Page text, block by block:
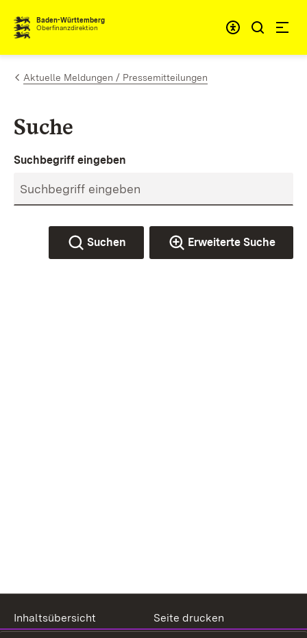
Zum Inhalt springen
Baden-Württemberg
Oberfinanzdirektion
Aktuelle Meldungen / Pressemitteilungen
Suche
Suchbegriff eingeben
Suchen Erweiterte Suche
Inhaltsübersicht
Seite drucken